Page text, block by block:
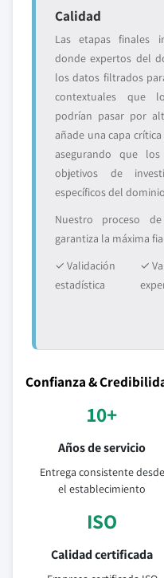
Calidad
Las etapas finales
donde expertos del
los datos filtrados
contextuales que
podrían pasar por
añade una capa
asegurando que
objetivos de
específicos del
Nuestro proceso
garantiza la máxima
✓ Validación
estadística
✓
Confianza &
10+
Años de servicio
Entrega consistente desde
el establecimiento
ISO
Calidad certificada